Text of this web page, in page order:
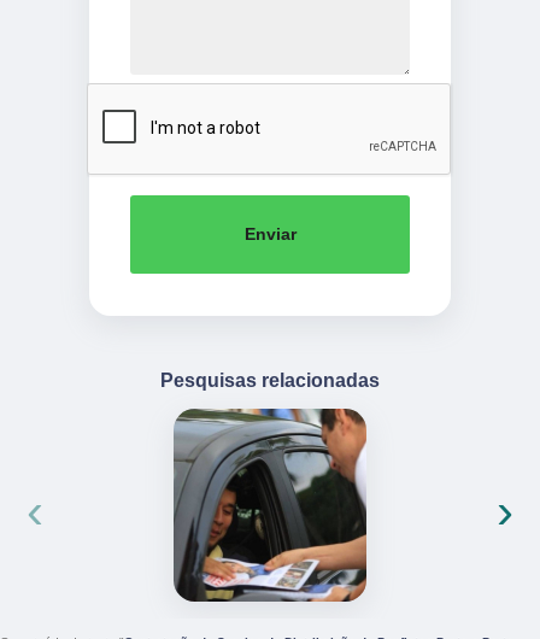
Enviar
Pesquisas relacionadas
‹ ›